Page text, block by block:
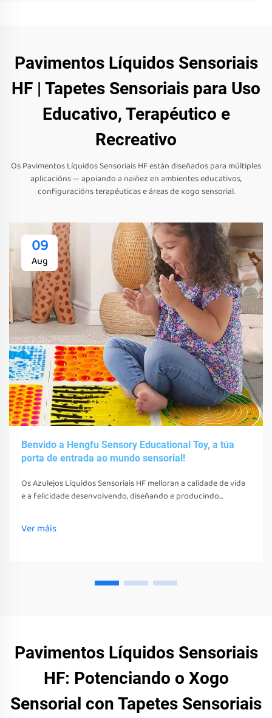
Pavimentos Líquidos Sensoriais
HF | Tapetes Sensoriais para Uso
Educativo, Terapéutico e
Recreativo
Os Pavimentos Líquidos Sensoriais HF están diseñados para múltiples
aplicacións — apoiando a naiñez en ambientes educativos,
configuracións terapéuticas e áreas de xogo sensorial.
09
Aug
Benvido a Hengfu Sensory Educational Toy, a túa
porta de entrada ao mundo sensorial!
Os Azulejos Líquidos Sensoriais HF melloran a calidade de vida
e a felicidade desenvolvendo, diseñando e producindo
xoguetes, ferramentas e equipos non só estimulan os seus
sentidos
Ver máis
Pavimentos Líquidos Sensoriais
HF: Potenciando o Xogo
Sensorial con Tapetes Sensoriais